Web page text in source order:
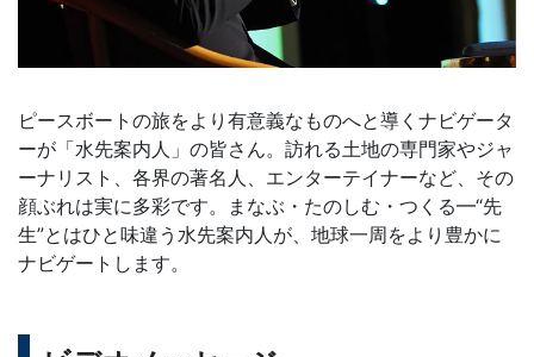
ピースボートの旅をより有意義なものへと導くナビゲータ
ーが「水先案内人」の皆さん。訪れる土地の専門家やジャ
ーナリスト、各界の著名人、エンターテイナーなど、その
顔ぶれは実に多彩です。まなぶ・たのしむ・つくる━“先
生”とはひと味違う水先案内人が、地球一周をより豊かに
ナビゲートします。